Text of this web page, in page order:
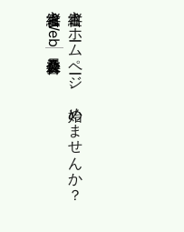
縦書きホームページ、始めませんか？
縦書きWeb普及委員会